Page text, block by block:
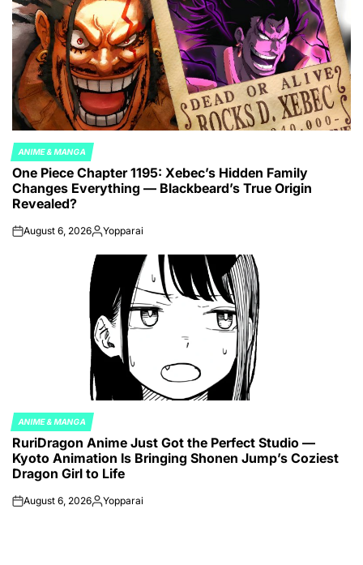
POSTED
IN
ANIME & MANGA
One Piece Chapter 1195: Xebec’s Hidden Family
Changes Everything — Blackbeard’s True Origin
Revealed?
onAugust 6, 2026Posted
Yopparai
POSTED
IN
ANIME & MANGA
RuriDragon Anime Just Got the Perfect Studio —
Kyoto Animation Is Bringing Shonen Jump’s Coziest
Dragon Girl to Life
onAugust 6, 2026Posted
Yopparai